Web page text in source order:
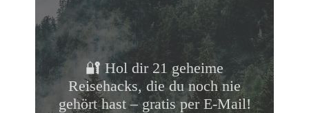
🔐 Hol dir 21 geheime
Reisehacks, die du noch nie
gehört hast – gratis per E-Mail!